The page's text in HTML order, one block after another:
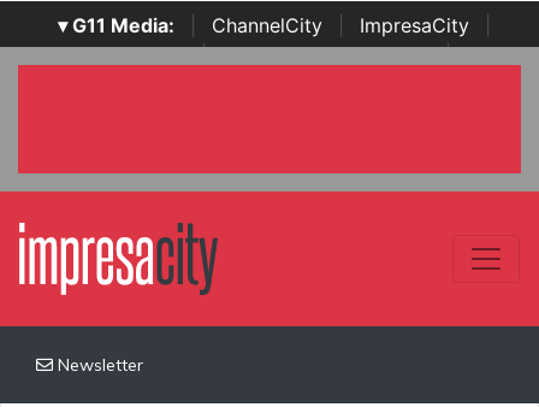
▾ G11 Media: ChannelCity ImpresaCity
SecurityOpenLab | Italian Channel Awards | Italian
Newsletter